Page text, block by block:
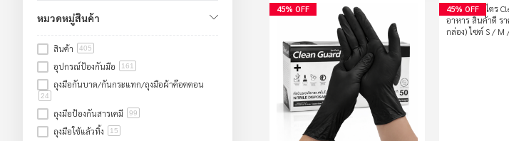
45% OFF 45% OFF
หมวดหมู่สินค้า
สินค้า 405
อุปกรณ์ป้องกันมือ 161
ถุงมือกันบาด/กันกระแทก/ถุงมือผ้าค๊อตตอน
24
ถุงมือป้องกันสารเคมี 99
ถุงมือใช้แล้วทิ้ง 15